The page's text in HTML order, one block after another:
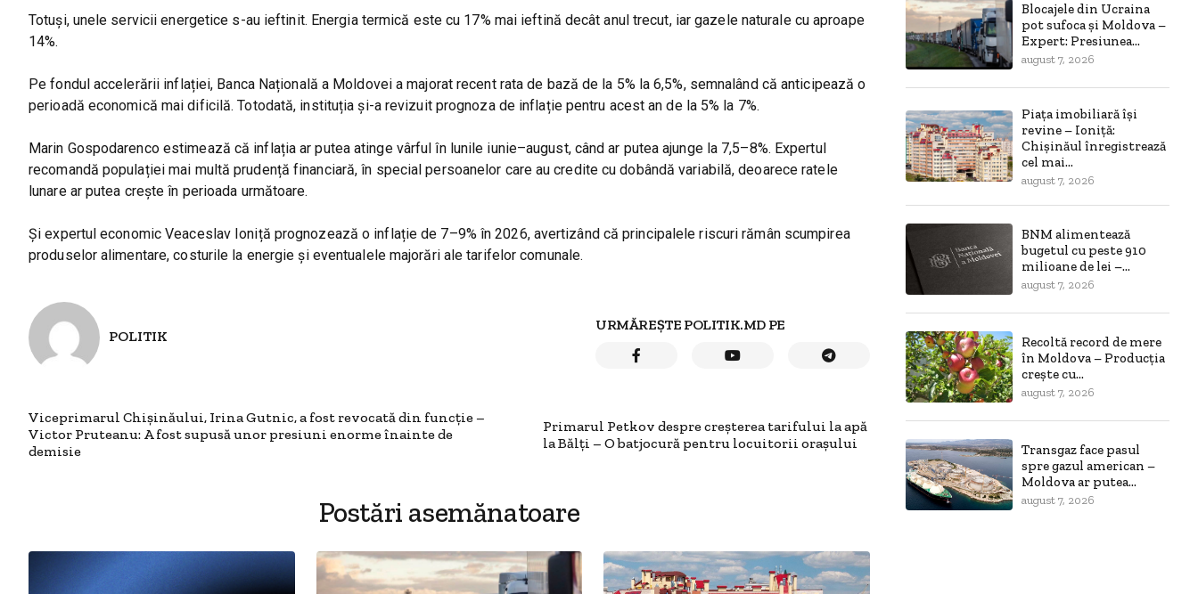
Totuși, unele servicii energetice s-au ieftinit. Energia termică este cu 17% mai ieftină decât anul trecut, iar gazele naturale cu aproape
14%.
Pe fondul accelerării inflației, Banca Națională a Moldovei a majorat recent rata de bază de la 5% la 6,5%, semnalând că anticipează o
perioadă economică mai dificilă. Totodată, instituția și-a revizuit prognoza de inflație pentru acest an de la 5% la 7%.
Marin Gospodarenco estimează că inflația ar putea atinge vârful în lunile iunie–august, când ar putea ajunge la 7,5–8%. Expertul
recomandă populației mai multă prudență financiară, în special persoanelor care au credite cu dobândă variabilă, deoarece ratele
lunare ar putea crește în perioada următoare.
Și expertul economic Veaceslav Ioniță prognozează o inflație de 7–9% în 2026, avertizând că principalele riscuri rămân scumpirea
produselor alimentare, costurile la energie și eventualele majorări ale tarifelor comunale.
POLITIK
URMĂREȘTE POLITIK.MD PE
Viceprimarul Chișinăului, Irina Gutnic, a fost revocată din funcție –
Victor Pruteanu: A fost supusă unor presiuni enorme înainte de
demisie
Primarul Petkov despre creșterea tarifului la apă
la Bălți – O batjocură pentru locuitorii orașului
Postări asemănatoare
Blocajele din Ucraina
pot sufoca și Moldova –
Expert: Presiunea...
august 7, 2026
Piața imobiliară își
revine – Ioniță:
Chișinăul înregistrează
cel mai...
august 7, 2026
BNM alimentează
bugetul cu peste 910
milioane de lei –...
august 7, 2026
Recoltă record de mere
în Moldova – Producția
crește cu...
august 7, 2026
Transgaz face pasul
spre gazul american –
Moldova ar putea...
august 7, 2026